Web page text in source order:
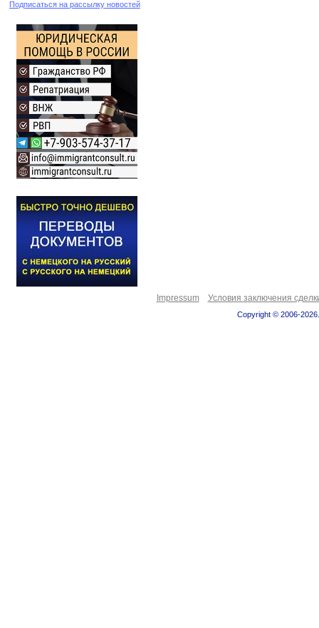
Подписаться на рассылку новостей
Impressum Условия заключения
Copyright © 2006-